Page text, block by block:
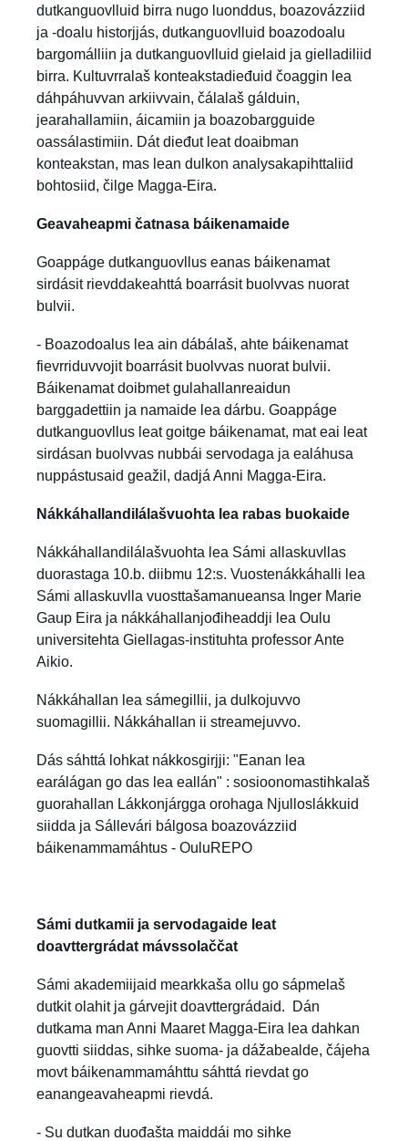
dutkanguovlluid birra nugo luonddus, boazovázziid
ja -doalu historjjás, dutkanguovlluid boazodoalu
bargomálliin ja dutkanguovlluid gielaid ja gielladiliid
birra. Kultuvrralaš konteakstadieđuid čoaggin lea
dáhpáhuvvan arkiivvain, čálalaš gálduin,
jearahallamiin, áicamiin ja boazobargguide
oassálastimiin. Dát dieđut leat doaibman
konteakstan, mas lean dulkon analysakapihttaliid
bohtosiid, čilge Magga-Eira.
Geavaheapmi čatnasa báikenamaide
Goappáge dutkanguovllus eanas báikenamat
sirdásit rievddakeahttá boarrásit buolvvas nuorat
bulvii.
- Boazodoalus lea ain dábálaš, ahte báikenamat
fievrriduvvojit boarrásit buolvvas nuorat bulvii.
Báikenamat doibmet gulahallanreaidun
barggadettiin ja namaide lea dárbu. Goappáge
dutkanguovllus leat goitge báikenamat, mat eai leat
sirdásan buolvvas nubbái servodaga ja ealáhusa
nuppástusaid geažil, dadjá Anni Magga-Eira.
Nákkáhallandilálašvuohta lea rabas buokaide
Nákkáhallandilálašvuohta lea Sámi allaskuvllas
duorastaga 10.b. diibmu 12:s. Vuostenákkáhalli lea
Sámi allaskuvlla vuosttašamanueansa Inger Marie
Gaup Eira ja nákkáhallanjođiheaddji lea Oulu
universitehta Giellagas-instituhta professor Ante
Aikio.
Nákkáhallan lea sámegillii, ja dulkojuvvo
suomagillii. Nákkáhallan ii streamejuvvo.
Dás sáhttá lohkat nákkosgirjji: "Eanan lea
earálágan go das lea eallán" : sosioonomastihkalaš
guorahallan Lákkonjárgga orohaga Njulloslákkuid
siidda ja Sállevári bálgosa boazovázziid
báikenammamáhtus - OuluREPO
Sámi dutkamii ja servodagaide leat
doavttergrádat mávssolaččat
Sámi akademiijaid mearkkaša ollu go sápmelaš
dutkit olahit ja gárvejit doavttergrádaid. Dán
dutkama man Anni Maaret Magga-Eira lea dahkan
guovtti siiddas, sihke suoma- ja dážabealde, čájeha
movt báikenammamáhttu sáhttá rievdat go
eanangeavaheapmi rievdá.
- Su dutkan duođašta maiddái mo sihke